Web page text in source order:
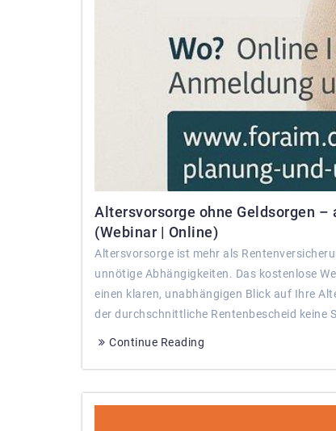
Altersvorsorge ohne Geldsorgen –
(Webinar | Online)
Altersvorsorge ist mehr als
unnötige Abhängigkeiten. Das kostenlose
einen klaren, unabhängigen Blick auf Ihre
der durchschnittliche Rentenbescheid keine
Continue Reading